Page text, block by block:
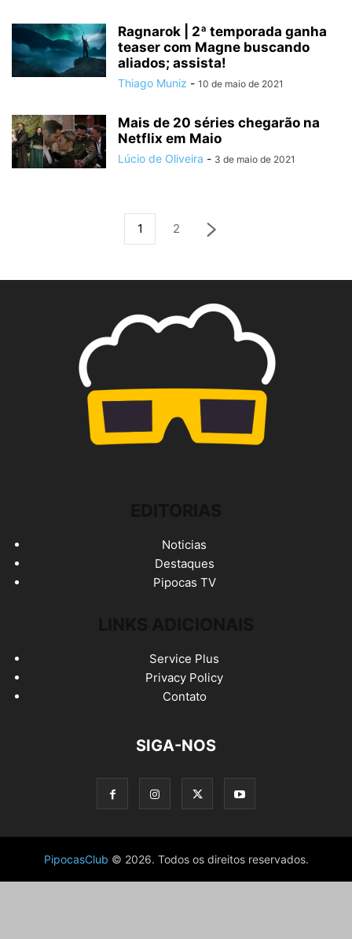
Ragnarok | 2ª temporada ganha
teaser com Magne buscando
aliados; assista!
Thiago Muniz - 10 de maio de 2021
Mais de 20 séries chegarão na
Netflix em Maio
Lúcio de Oliveira - 3 de maio de 2021
1 2
Noticias
Destaques
Pipocas TV
Service Plus
Privacy Policy
Contato
SIGA-NOS
PipocasClub © 2026. Todos os direitos reservados.